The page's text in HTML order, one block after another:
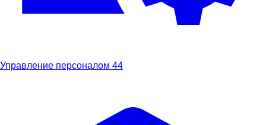
Управление персоналом 44